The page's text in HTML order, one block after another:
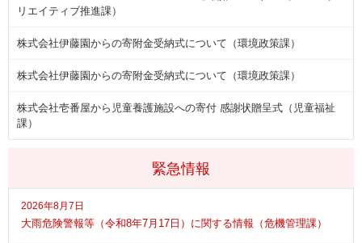
緊急情報
2026年8月7日
大雨危険警報等（令和8年7月17日）に関する情報（危機管理課）
リエイティブ推進課）
株式会社伊藤園からの寄附金受納式について（環境政策課）
株式会社伊藤園からの寄附金受納式について（環境政策課）
株式会社壱番屋から児童養護施設への寄付 感謝状贈呈式（児童福祉
課）